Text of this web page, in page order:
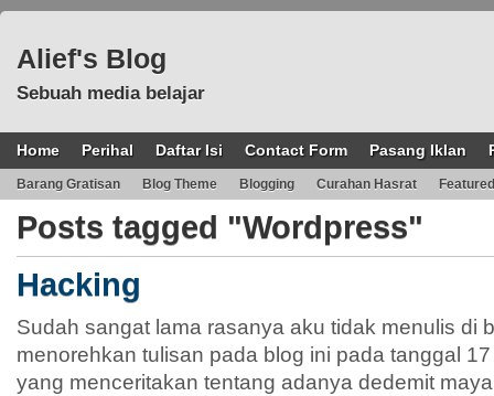
Alief's Blog
Sebuah media belajar
Home Perihal Daftar Isi Contact Form Pasang Iklan
Barang Gratisan Blog Theme Blogging Curahan Hasrat Featured
Posts tagged "Wordpress"
Hacking
Sudah sangat lama rasanya aku tidak menulis di
menorehkan tulisan pada blog ini pada tanggal
yang menceritakan tentang adanya dedemit